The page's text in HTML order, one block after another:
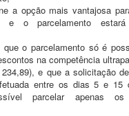
a opção mais vantajosa
e o parcelamento estará
que o parcelamento só é
na competência
e que a solicitação
entre os dias 5 e 15
parcelar apenas